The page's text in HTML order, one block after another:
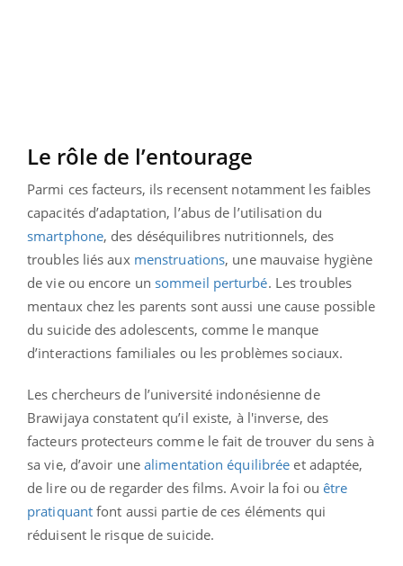
Le rôle de l’entourage
Parmi ces facteurs, ils recensent notamment les faibles
capacités d’adaptation, l’abus de l’utilisation du
smartphone, des déséquilibres nutritionnels, des
troubles liés aux menstruations, une mauvaise hygiène
de vie ou encore un sommeil perturbé. Les troubles
mentaux chez les parents sont aussi une cause possible
du suicide des adolescents, comme le manque
d’interactions familiales ou les problèmes sociaux.
Les chercheurs de l’université indonésienne de
Brawijaya constatent qu’il existe, à l'inverse, des
facteurs protecteurs comme le fait de trouver du sens à
sa vie, d’avoir une alimentation équilibrée et adaptée,
de lire ou de regarder des films. Avoir la foi ouêtre
pratiquant font aussi partie de ces éléments qui
réduisent le risque de suicide.